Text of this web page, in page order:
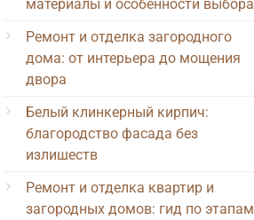
материалы и особенности выбора
Ремонт и отделка загородного
дома: от интерьера до мощения
двора
Белый клинкерный кирпич:
благородство фасада без
излишеств
Ремонт и отделка квартир и
загородных домов: гид по этапам